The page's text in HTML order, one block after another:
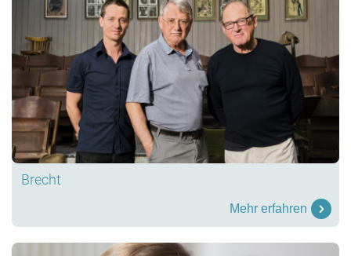
Brecht
Mehr erfahren